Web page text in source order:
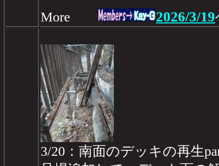
More 2026/3/19
3/20：南面のデッキの再生